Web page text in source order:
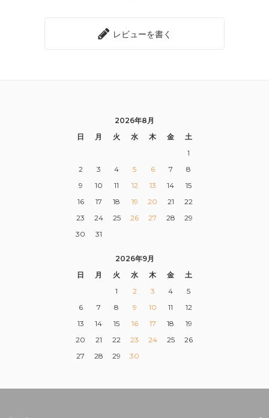
レビューを書く
2026年8月
日
月 火 水 木 金
土
1
2
3 4 5 6 7
8
9
10 11 12 13 14
15
16
17 18 19 20 21
22
23
24 25 26 27 28
29
30
31
2026年9月
日
月 火 水 木 金
土
1
2 3 4
5
6
7 8 9 10 11
12
13
14 15 16 17 18
19
20
21 22 23 24 25
26
27
28 29 30